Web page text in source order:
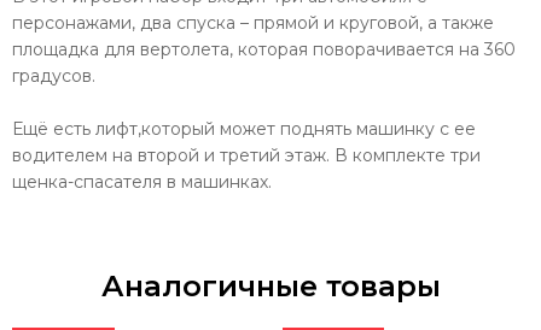
персонажами, два спуска – прямой и круговой, а также
площадка для вертолета, которая поворачивается на 360
градусов.
Ещё есть лифт,который может поднять машинку с ее
водителем на второй и третий этаж. В комплекте три
щенка-спасателя в машинках.
Аналогичные товары